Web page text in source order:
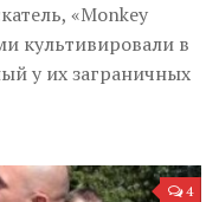
«Monkey
культивировали в
у их заграничных
4